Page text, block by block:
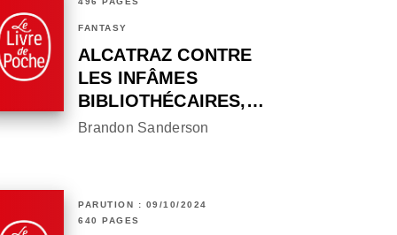
FANTASY
ALCATRAZ CONTRE
LES INFÂMES
BIBLIOTHÉCAIRES,…
Brandon Sanderson
PARUTION : 09/10/2024
640 PAGES